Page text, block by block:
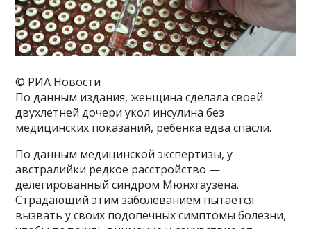
© РИА Новости
По данным издания, женщина сделала своей
двухлетней дочери укол инсулина без
медицинских показаний, ребенка едва спасли.
По данным медицинской экспертизы, у
австралийки редкое расстройство —
делегированный синдром Мюнхгаузена.
Страдающий этим заболеванием пытается
вызвать у своих подопечных симптомы болезни,